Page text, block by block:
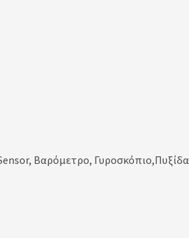
Βαρόμετρο, Γυροσκόπιο,Πυξίδα